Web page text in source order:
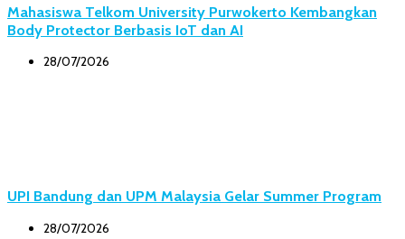
Mahasiswa Telkom University Purwokerto Kembangkan
Body Protector Berbasis IoT dan AI
28/07/2026
UPI Bandung dan UPM Malaysia Gelar Summer Program
28/07/2026